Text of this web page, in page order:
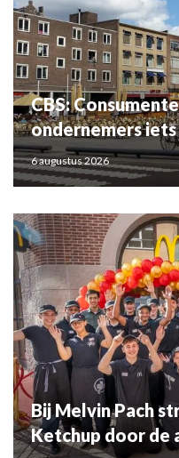
CBS:
ondernemers
6 augustus 2026
Bij Melvin Pach
Ketchup door de